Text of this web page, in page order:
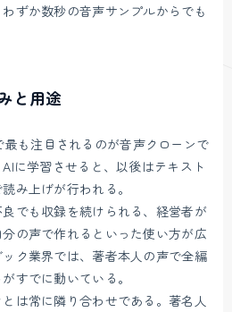
ずか数秒の音声サンプルからでも
と用途
も注目されるのが音声クローンで
に学習させると、以後はテキスト
み上げが行われる。
でも収録を続けられる、経営者が
の声で作れるといった使い方が広
ク業界では、著者本人の声で全編
すでに動いている。
は常に隣り合わせである。著名人